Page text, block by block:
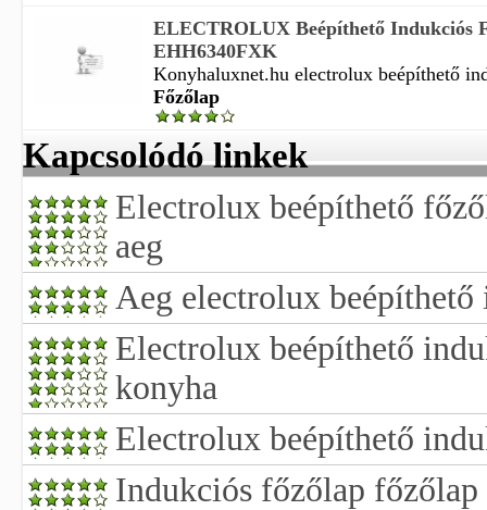
ELECTROLUX Beépíthető Indukciós
EHH6340FXK
Konyhaluxnet.hu electrolux beépíthető
Főzőlap
Kapcsolódó linkek
Electrolux beépíthető
aeg
Aeg electrolux
Electrolux beépíthető
konyha
Electrolux beépíthető
Indukciós főzőlap főzőlap